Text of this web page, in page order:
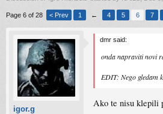
Page 6 of 28 < Prev 1 ← 4 5 6 7
igor.g
dmr said:
onda napraviti novi
EDIT: Nego gledam
Ako te nisu klepili